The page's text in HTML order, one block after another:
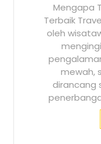
Mengapa
Terbaik
oleh
mewah,
dirancang